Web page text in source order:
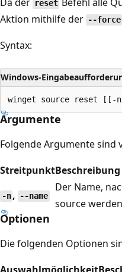
reset
Aktion mithilfe der --force
Syntax:
Windows-
Argumente
Folgende Argumente sind
StreitpunktBeschreibung
-n , --name
Der Name,
source
Optionen
Die folgenden Optionen